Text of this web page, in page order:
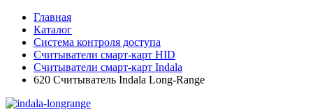
Главная
Каталог
Система контроля доступа
Считыватели смарт-карт HID
Считыватели смарт-карт Indala
620 Считыватель Indala Long-Range